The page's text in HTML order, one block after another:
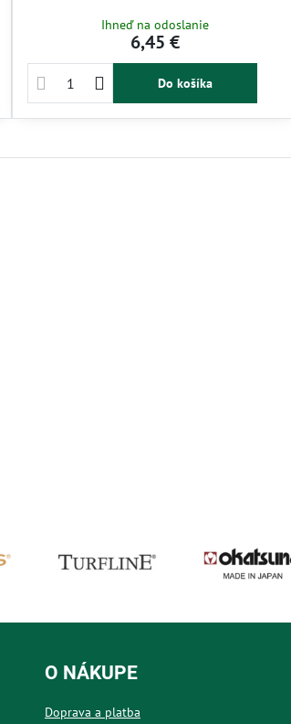
žltnutiu listov a zabezpečuje intenzívny rast.
Aplikujte týždenne zálievkou alebo postrekom pre
lepšiu kondíciu rastlín.
Ihneď na odoslanie
6,45 €
Do košíka
O NÁKUPE
Doprava a platba